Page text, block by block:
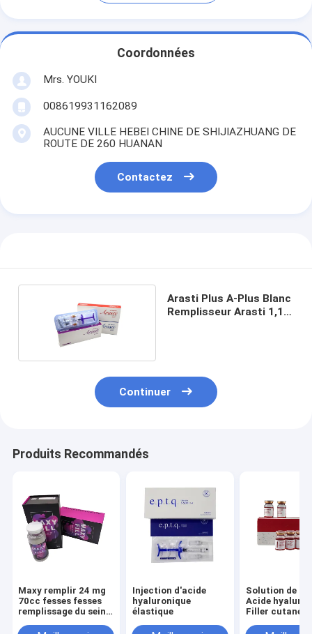
Coordonnées
Mrs. YOUKI
008619931162089
AUCUNE VILLE HEBEI CHINE DE SHIJIAZHUANG DE
ROUTE DE 260 HUANAN
Contactez
Arasti Plus A-Plus Blanc
Remplisseur Arasti 1,1
Continuer
Produits Recommandés
Maxy remplir 24 mg
70cc fesses fesses
remplissage du sein
Injection d'acide
hyaluronique
élastique
Solution de
Acide
Filler cutané